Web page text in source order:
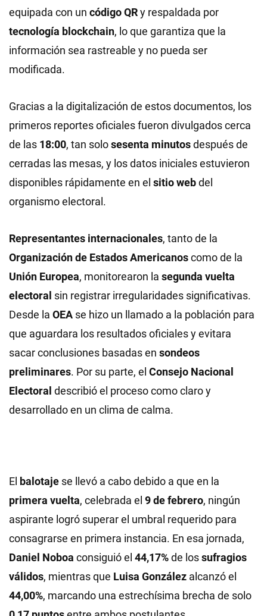
equipada con un código QRy respaldada por
tecnología blockchain, lo que garantiza que la
información sea rastreable y no pueda ser
modificada.
Gracias a la digitalización de estos documentos, los
primeros reportes oficiales fueron divulgados cerca
de las 18:00, tan solosesenta minutosdespués de
cerradas las mesas, y los datos iniciales estuvieron
disponibles rápidamente en el sitio webdel
organismo electoral.
Representantes internacionales, tanto de la
Organización de Estados Americanoscomo de la
Unión Europea, monitorearon la segunda vuelta
electoral sin registrar irregularidades significativas.
Desde la OEA se hizo un llamado a la población para
que aguardara los resultados oficiales y evitara
sacar conclusiones basadas en sondeos
preliminares. Por su parte, el Consejo Nacional
Electoral describió el proceso como claro y
desarrollado en un clima de calma.
El balotaje se llevó a cabo debido a que en la
primera vuelta, celebrada el 9 de febrero, ningún
aspirante logró superar el umbral requerido para
consagrarse en primera instancia. En esa jornada,
Daniel Noboa consiguió el 44,17%de lossufragios
válidos, mientras que Luisa González alcanzó el
44,00%, marcando una estrechísima brecha de solo